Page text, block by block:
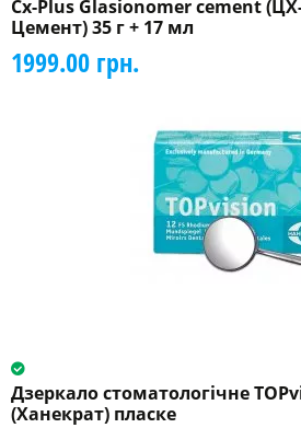
Cx-Plus Glasionomer cement
Цемент) 35 г + 17 мл
1999.00 грн.
Дзеркало стоматологічне
(Ханекрат) пласке